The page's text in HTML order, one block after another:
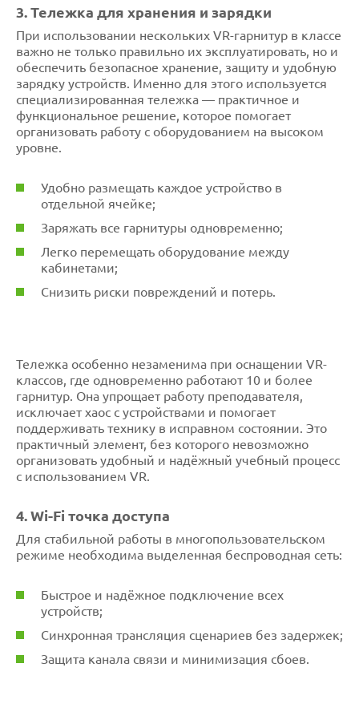
3. Тележка для хранения и зарядки
При использовании нескольких VR-гарнитур в классе
важно не только правильно их эксплуатировать, но и
обеспечить безопасное хранение, защиту и удобную
зарядку устройств. Именно для этого используется
специализированная тележка — практичное и
функциональное решение, которое помогает
организовать работу с оборудованием на высоком
уровне.
Удобно размещать каждое устройство в
отдельной ячейке;
Заряжать все гарнитуры одновременно;
Легко перемещать оборудование между
кабинетами;
Снизить риски повреждений и потерь.
Тележка особенно незаменима при оснащении VR-
классов, где одновременно работают 10 и более
гарнитур. Она упрощает работу преподавателя,
исключает хаос с устройствами и помогает
поддерживать технику в исправном состоянии. Это
практичный элемент, без которого невозможно
организовать удобный и надёжный учебный процесс
с использованием VR.
4. Wi-Fi точка доступа
Для стабильной работы в многопользовательском
режиме необходима выделенная беспроводная сеть:
Быстрое и надёжное подключение всех
устройств;
Синхронная трансляция сценариев без задержек;
Защита канала связи и минимизация сбоев.